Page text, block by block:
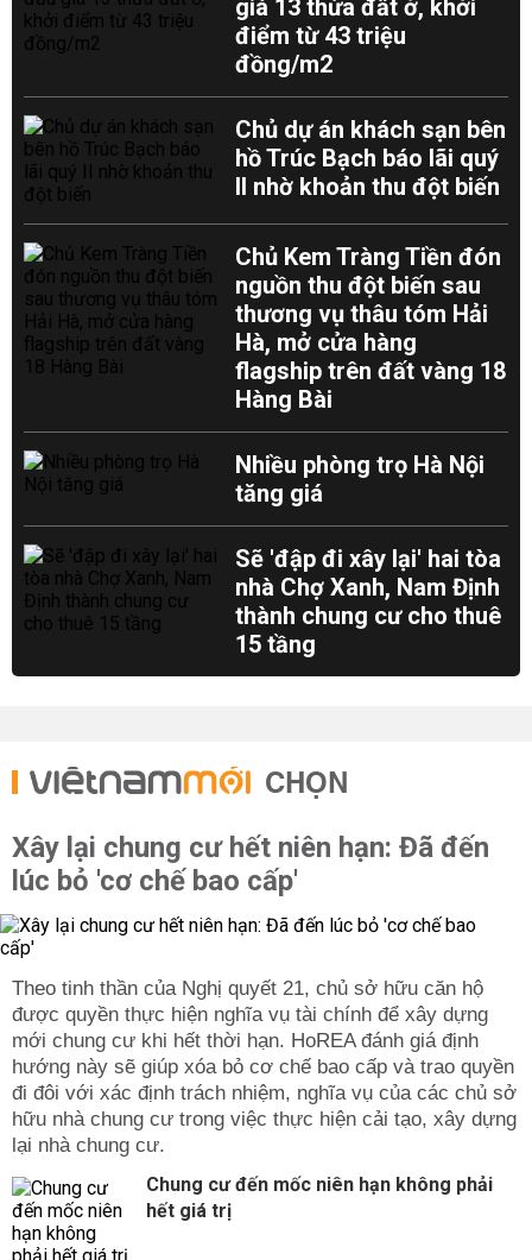
giá 13 thửa đất ở, khởi
điểm từ 43 triệu
đồng/m2
Chủ dự án khách sạn bên
hồ Trúc Bạch báo lãi quý
II nhờ khoản thu đột biến
Chủ Kem Tràng Tiền đón
nguồn thu đột biến sau
thương vụ thâu tóm Hải
Hà, mở cửa hàng
flagship trên đất vàng 18
Hàng Bài
Nhiều phòng trọ Hà Nội
tăng giá
Sẽ 'đập đi xây lại' hai tòa
nhà Chợ Xanh, Nam Định
thành chung cư cho thuê
15 tầng
CHỌN
Xây lại chung cư hết niên hạn: Đã đến
lúc bỏ 'cơ chế bao cấp'
Theo tinh thần của Nghị quyết 21, chủ sở hữu căn hộ
được quyền thực hiện nghĩa vụ tài chính để xây dựng
mới chung cư khi hết thời hạn. HoREA đánh giá định
hướng này sẽ giúp xóa bỏ cơ chế bao cấp và trao quyền
đi đôi với xác định trách nhiệm, nghĩa vụ của các chủ sở
hữu nhà chung cư trong việc thực hiện cải tạo, xây dựng
lại nhà chung cư.
Chung cư đến mốc niên hạn không phải
hết giá trị